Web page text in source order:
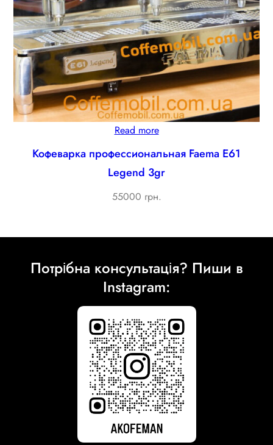
Read more
Кофеварка профессиональная Faema E61
Legend 3gr
55000 грн.
Потрібна консультація? Пиши в
Instagram: